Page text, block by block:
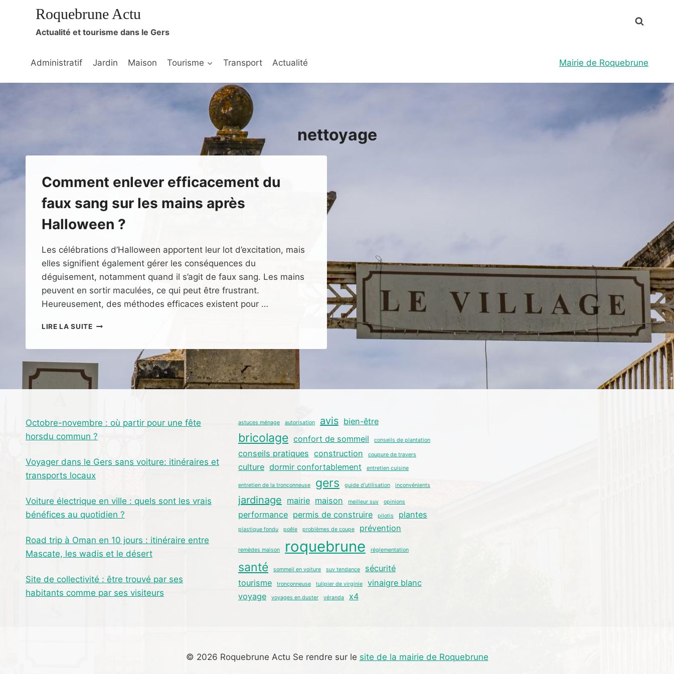
Roquebrune Actu
Actualité et tourisme dans le Gers
Administratif Jardin Maison Tourisme Transport Actualité Mairie de Roquebrune
nettoyage
Comment enlever efficacement du
faux sang sur les mains après
Halloween ?
Les célébrations d’Halloween apportent leur lot d’excitation, mais
elles signifient également gérer les conséquences du
déguisement, notamment quand il s’agit de faux sang. Les mains
peuvent en sortir maculées, ce qui peut être frustrant.
Heureusement, des méthodes efficaces existent pour …
LIRE LA SUITECOMMENT
FAUX
SANG
APRÈS
HALLOWEEN
?
Octobre-novembre : où partir pour une fête
horsdu commun ?
Voyager dans le Gers sans voiture: itinéraires et
transports locaux
Voiture électrique en ville : quels sont les vrais
bénéfices au quotidien ?
Road trip à Oman en 10 jours : itinéraire entre
Mascate, les wadis et le désert
Site de collectivité : être trouvé par ses
habitants comme par ses visiteurs
astuces ménage autorisation avis bien-être
bricolage confort de sommeil conseils de plantation
conseils pratiques construction coupure de travers
culture dormir confortablement entretien cuisine
entretien de la tronçonneuse gers guide d'utilisation inconvénients
jardinage mairie maison meilleur suv opinions
performance permis de construire pilotis plantes
plastique fondu poêle problèmes de coupe prévention
remèdes maison roquebrune réglementation
santé sommeil en voiture suv tendance
sécurité
tourisme
tronçonneuse tulipier de virginie
vinaigre blanc
voyage
voyages en duster véranda x4
© 2026 Roquebrune Actu Se rendre sur le site de la mairie de Roquebrune